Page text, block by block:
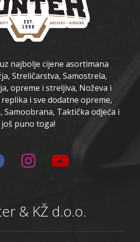
najbolje cijene asortimana
Streličarstva, Samostrela,
opreme i streljiva, Noževa i
i sve dodatne opreme,
Samoobrana, Taktička odjeća i
još puno toga!
& KŽ d.o.o.